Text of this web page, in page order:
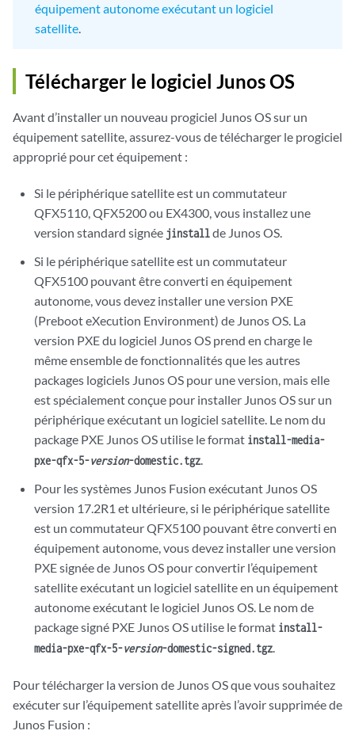
équipement autonome exécutant un logiciel
satellite.
Télécharger le logiciel Junos OS
Avant d’installer un nouveau progiciel Junos OS sur un
équipement satellite, assurez-vous de télécharger le progiciel
approprié pour cet équipement :
Si le périphérique satellite est un commutateur
QFX5110, QFX5200 ou EX4300, vous installez une
version standard signée jinstallde Junos OS.
Si le périphérique satellite est un commutateur
QFX5100 pouvant être converti en équipement
autonome, vous devez installer une version PXE
(Preboot eXecution Environment) de Junos OS. La
version PXE du logiciel Junos OS prend en charge le
même ensemble de fonctionnalités que les autres
packages logiciels Junos OS pour une version, mais elle
est spécialement conçue pour installer Junos OS sur un
périphérique exécutant un logiciel satellite. Le nom du
package PXE Junos OS utilise le format install-media-
pxe-qfx-5-version-domestic.tgz.
Pour les systèmes Junos Fusion exécutant Junos OS
version 17.2R1 et ultérieure, si le périphérique satellite
est un commutateur QFX5100 pouvant être converti en
équipement autonome, vous devez installer une version
PXE signée de Junos OS pour convertir l’équipement
satellite exécutant un logiciel satellite en un équipement
autonome exécutant le logiciel Junos OS. Le nom de
package signé PXE Junos OS utilise le format install-
media-pxe-qfx-5-version-domestic-signed.tgz.
Pour télécharger la version de Junos OS que vous souhaitez
exécuter sur l’équipement satellite après l’avoir supprimée de
Junos Fusion :